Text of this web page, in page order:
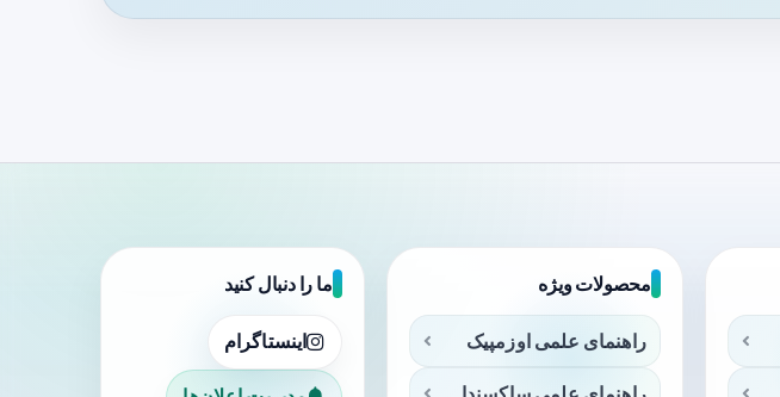
محصولات ویژه
راهنمای علمی اوزمپیک
ما را دنبال کنید
اینستاگرام